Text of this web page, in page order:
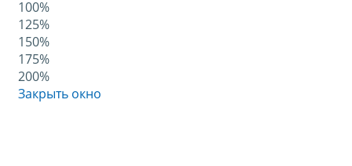
100%
125%
150%
175%
200%
Закрыть окно